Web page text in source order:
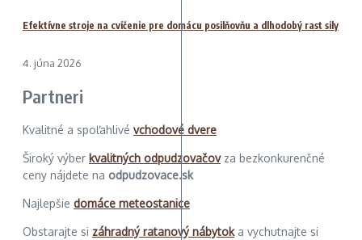
Efektívne stroje na cvičenie pre domácu posilňovňu a dlhodobý rast sily
4. júna 2026
Partneri
Kvalitné a spoľahlivé vchodové dvere
Široký výber kvalitných odpudzovačovza bezkonkurenčné
ceny nájdete na odpudzovace.sk
Najlepšie domáce meteostanice
Obstarajte si záhradný ratanový nábytoka vychutnajte si